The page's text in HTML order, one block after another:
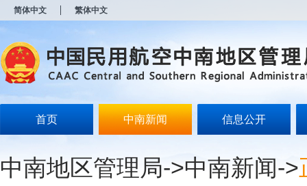
简体中文 繁体中文
首页 中南新闻 信息公开
中南地区管理局->中南新闻->
开
无
障
说
Alt